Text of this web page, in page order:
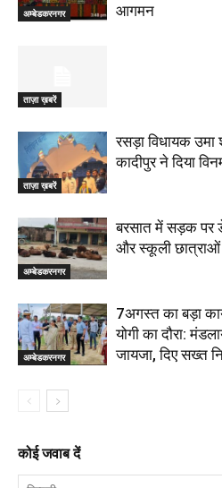
अम्बेडकरनगर
आगमन
ताज़ा ख़बरें
ताज़ा ख़बरें
रसड़ा विधायक
कादीपुर ने दिया
अम्बेडकरनगर
बरसात में सड़क पर
और स्कूली
अम्बेडकरनगर
7अगस्त का बड़ा
योगी का दौरा:
जायजा, दिए सख्त
कोई जवाब दें